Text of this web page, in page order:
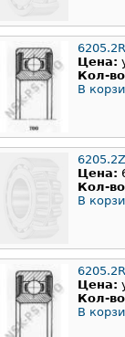
Цена:
Кол-
В
6205.2Z
Цена:
Кол-
В
Цена:
Кол-
В